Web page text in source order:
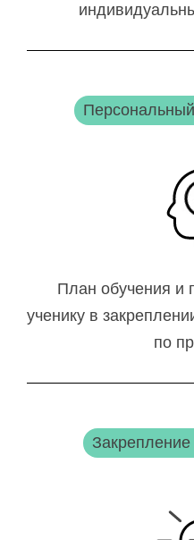
План обучения и
ученику в
по